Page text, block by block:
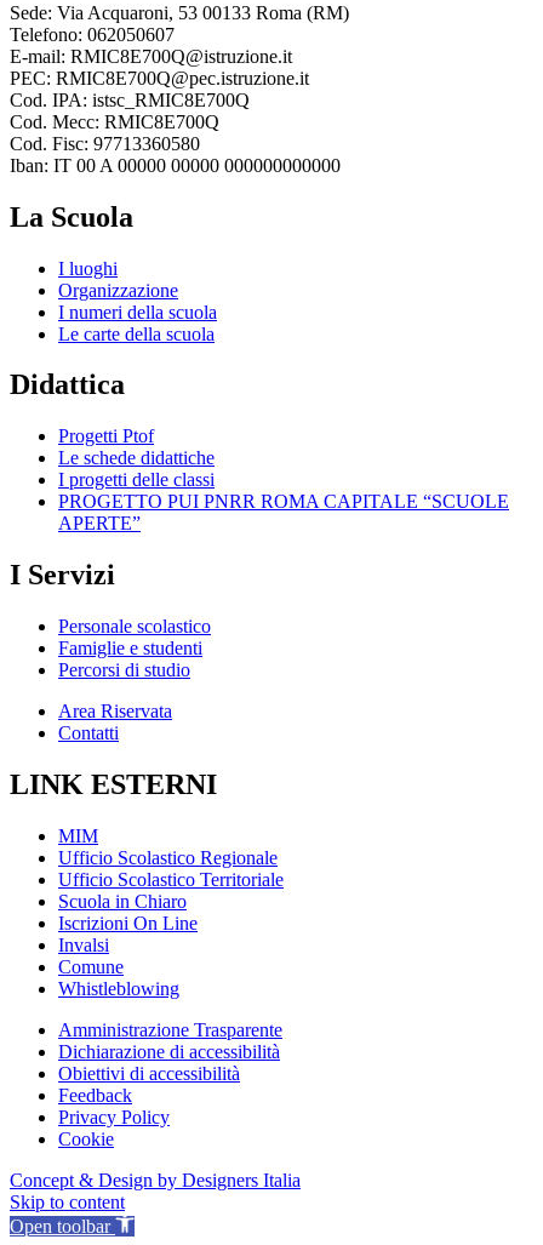
Sede: Via Acquaroni, 53 00133 Roma (RM)
Telefono: 062050607
E-mail: RMIC8E700Q@istruzione.it
PEC: RMIC8E700Q@pec.istruzione.it
Cod. IPA: istsc_RMIC8E700Q
Cod. Mecc: RMIC8E700Q
Cod. Fisc: 97713360580
Iban: IT 00 A 00000 00000 000000000000
La Scuola
I luoghi
Organizzazione
I numeri della scuola
Le carte della scuola
Didattica
Progetti Ptof
Le schede didattiche
I progetti delle classi
PROGETTO PUI PNRR ROMA CAPITALE “SCUOLE
APERTE”
I Servizi
Personale scolastico
Famiglie e studenti
Percorsi di studio
Area Riservata
Contatti
LINK ESTERNI
MIM
Ufficio Scolastico Regionale
Ufficio Scolastico Territoriale
Scuola in Chiaro
Iscrizioni On Line
Invalsi
Comune
Whistleblowing
Amministrazione Trasparente
Dichiarazione di accessibilità
Obiettivi di accessibilità
Feedback
Privacy Policy
Cookie
Concept & Design by Designers Italia
Skip to content
Open toolbar